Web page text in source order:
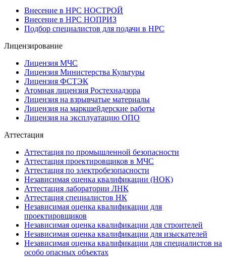
Внесение в НРС НОСТРОЙ
Внесение в НРС НОПРИЗ
Подбор специалистов для подачи в НРС
Лицензирование
Лицензия МЧС
Лицензия Министерства Культуры
Лицензия ФСТЭК
Атомная лицензия Ростехнадзора
Лицензия на взрывчатые материалы
Лицензия на маркшейдерские работы
Лицензия на эксплуатацию ОПО
Аттестация
Аттестация по промышленной безопасности
Аттестация проектировщиков в МЧС
Аттестация по электробезопасности
Независимая оценка квалификации (НОК)
Аттестация лаборатории ЛНК
Аттестация специалистов НК
Независимая оценка квалификации для
проектировщиков
Независимая оценка квалификации для строителей
Независимая оценка квалификации для изыскателей
Независимая оценка квалификации для специалистов на
особо опасных объектах